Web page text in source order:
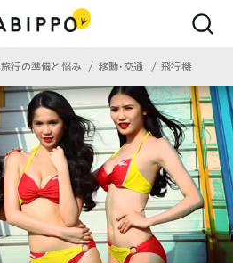
旅行の準備と悩み 移動・交通 飛行機